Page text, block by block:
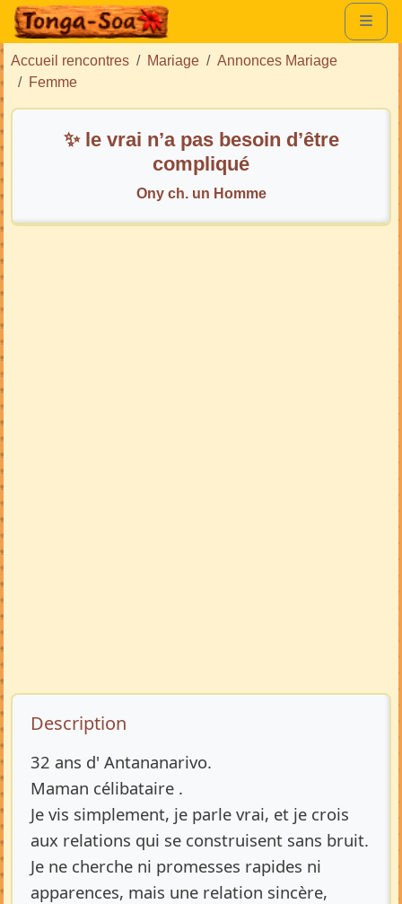
Accueil rencontres Mariage
Annonces Mariage
Femme
✨ le vrai n’a pas besoin d’être
compliqué
Ony ch. un Homme
Description de l’annonce
Description
32 ans d' Antananarivo.
Maman célibataire .
Je vis simplement, je parle vrai, et je crois
aux relations qui se construisent sans bruit.
Je ne cherche ni promesses rapides ni
apparences, mais une relation sincère,